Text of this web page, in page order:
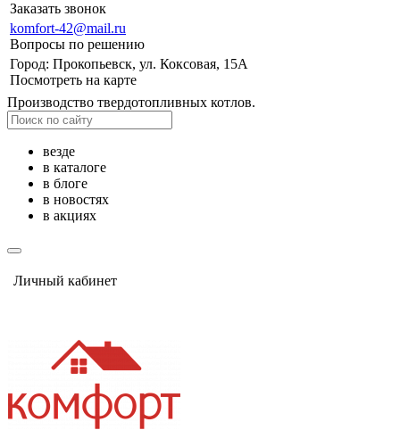
Заказать звонок
komfort-42@mail.ru
Вопросы по решению
Город: Прокопьевск, ул. Коксовая, 15А
Посмотреть на карте
Производство твердотопливных котлов.
везде
в каталоге
в блоге
в новостях
в акциях
Личный кабинет